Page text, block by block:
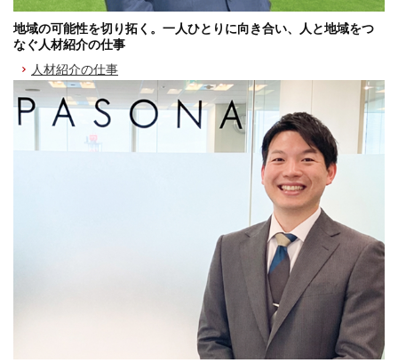
地域の可能性を切り拓く。一人ひとりに向き合い、人と地域をつ
なぐ人材紹介の仕事
人材紹介の仕事